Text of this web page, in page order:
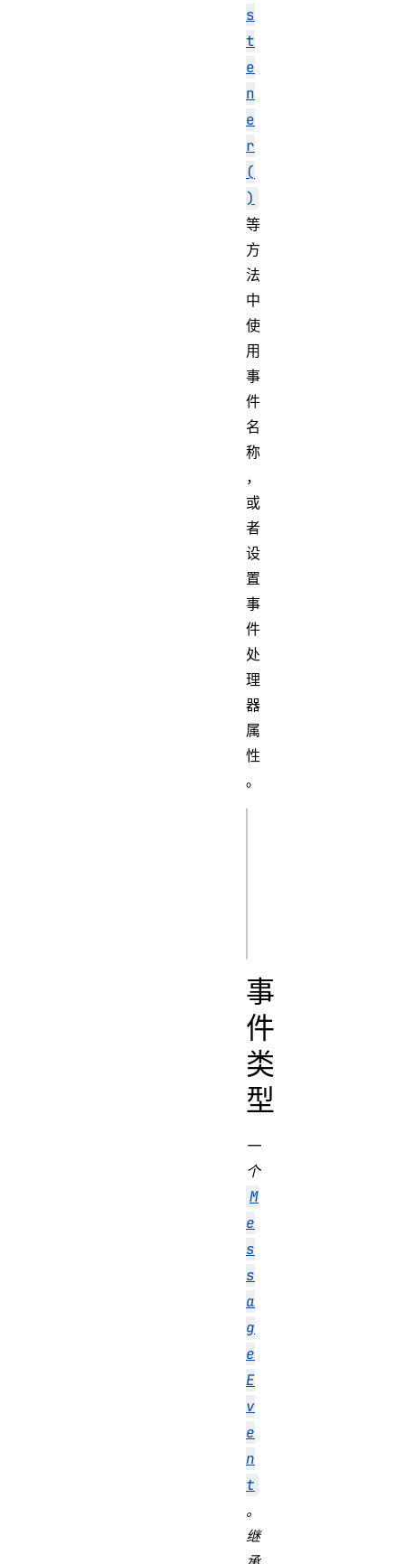
s
t
e
n
e
r
(
)
等
方
法
中
使
用
事
件
名
称
，
或
者
设
置
事
件
处
理
器
属
性
。
事
件
类
型
一
个
M
e
s
s
a
g
e
E
v
e
n
t
。
继